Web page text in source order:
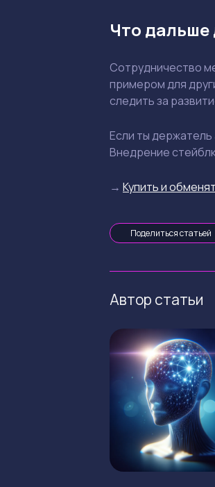
Что дальше
Сотрудничество
примером для
следить за
Если ты держатель
Внедрение
→ Купить и
Поделиться статьей
Автор статьи